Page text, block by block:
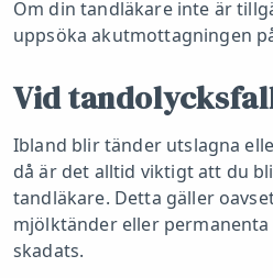
Om din tandläkare inte är
uppsöka akutmottagningen
Vid
Ibland blir tänder utslagna
då är det alltid viktigt att du
tandläkare. Detta gäller
mjölktänder eller
skadats.